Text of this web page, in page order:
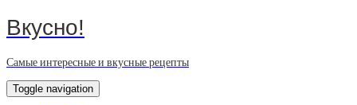
Вкусно!
Самые интересные и вкусные рецепты
Toggle navigation